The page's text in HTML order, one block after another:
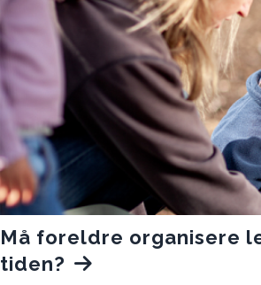
Må foreldre organisere
tiden?